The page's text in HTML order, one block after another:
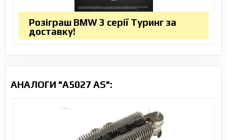
Розіграш BMW 3 серії Туринг за
доставку!
АНАЛОГИ "A5027 AS":